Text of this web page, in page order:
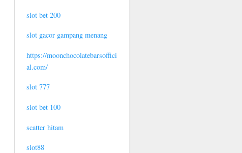
slot bet 200
slot gacor gampang menang
https://moonchocolatebarsoffici
al.com/
slot 777
slot bet 100
scatter hitam
slot88